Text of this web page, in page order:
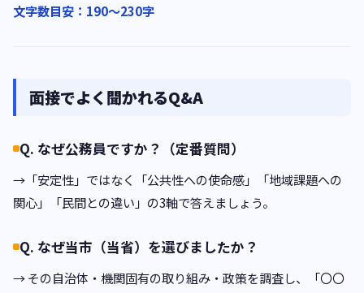
文字数目安：190〜230字
面接でよく聞かれるQ&A
Q. なぜ公務員ですか？（定番質問）
→「安定性」ではなく「公共性への使命感」「地域課題への
関心」「民間との違い」の3軸で答えましょう。
Q. なぜ当市（当省）を選びましたか？
→ その自治体・機関固有の取り組み・政策を調査し、「〇〇